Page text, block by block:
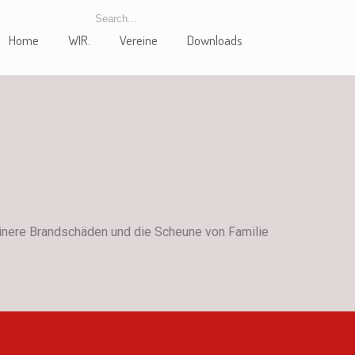
Home WIR. Vereine Downloads
Brandschäden und die Scheune von Familie